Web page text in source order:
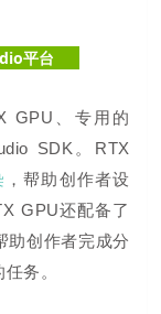
平台
GPU、专用的
SDK。RTX
，帮助创作者设
GPU还配备了
助创作者完成分
务。